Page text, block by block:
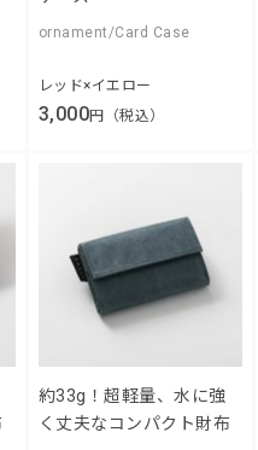
ornament/Card Case
レッド×イエロー
3,000円（税込）
約33g！超軽量、水に強
く丈夫なコンパクト財布